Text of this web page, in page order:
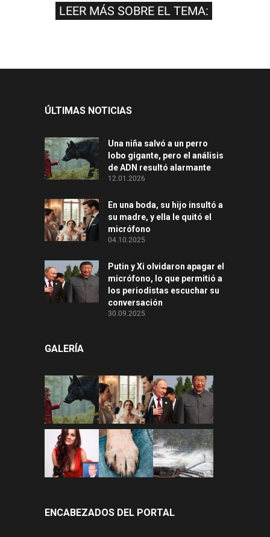
LEER MÁS SOBRE EL TEMA:
ÚLTIMAS NOTICIAS
Una niña salvó a un perro
lobo gigante, pero el análisis
de ADN resultó alarmante
12.01.2026
En una boda, su hijo insultó a
su madre, y ella le quitó el
micrófono
04.10.2025
Putin y Xi olvidaron apagar el
micrófono, lo que permitió a
los periodistas escuchar su
conversación
30.09.2025
GALERÍA
ENCABEZADOS DEL PORTAL